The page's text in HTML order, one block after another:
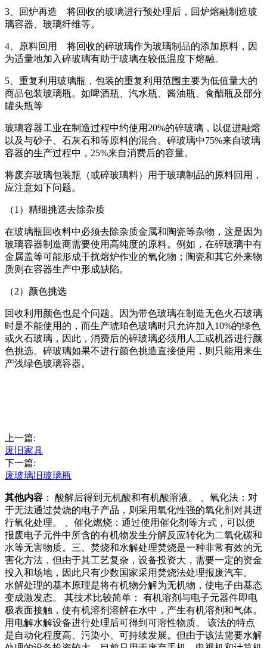
3、回炉再造 将回收的玻璃进行预处理后，回炉熔融制造玻
璃容器、玻璃纤维等。
4、原料回用 将回收的碎玻璃作为玻璃制品的添加原料，因
为适量地加入碎玻璃有助于玻璃在较低温度下熔融。
5、重复利用玻璃瓶，包装的重复利用范围主要为低值量大的
商品包装玻璃瓶。如啤酒瓶、汽水瓶、酱油瓶、食醋瓶及部分
罐头瓶等
玻璃容器工业在制造过程中约使用20%的碎玻璃，以促进融熔
以及与砂子、石灰石和等原料的混合。碎玻璃中75%来自玻璃
容器的生产过程中，25%来自消费后的容量。
将废弃玻璃包装瓶（或碎玻璃料）用于玻璃制品的原料回用，
应注意如下问题。
（1）精细挑选去除杂质
在玻璃瓶回收料中必须去除杂质金属和陶瓷等杂物，这是因为
玻璃容器制造商需要使用高纯度的原料。例如，在碎玻璃中有
金属盖等可能形成干扰熔炉作业的氧化物；陶瓷和其它外来物
质则在容器生产中形成缺陷。
（2）颜色挑选
回收利用颜色也是个问题。因为带色玻璃在制造无色火石玻璃
时是不能使用的，而生产琥珀色玻璃时只允许加入10%的绿色
或火石玻璃，因此，消费后的碎玻璃必须用人工或机器进行颜
色挑选。碎玻璃如果不进行颜色挑造直接使用，则只能用来生
产浅绿色玻璃容器。
上一篇:
废旧家具
下一篇:
废玻璃旧玻璃瓶
其他内容 ： 酸解后得到无机酸和有机酸溶液。 、氧化法：对
于无法通过焚烧的电子产品，则采用氧化性强的氧化剂对其进
行氧化处理。 、催化燃烧：通过使用催化剂等方式，可以使
报废电子元件中所含的有机物发生分解反应转化为二氧化碳和
水等无害物质。三、焚烧和水解处理焚烧是一种非常有效的无
害化方法，但由于其工艺复杂，设备投资大，需要一定的资金
投入和场地，因此只有少数国家采用焚烧法处理报废汽车。
水解处理的基本原理是将有机物分解为无机物，使电子由基态
变成激发态。 其技术比较简单： 有机溶剂与电子元器件即电
极表面接触，使有机溶剂溶解在水中，产生有机溶剂和气体。
用电解水解设备进行处理后可得到可溶性物质。 该法的特点
是自动化程度高、污染小、可持续发展。但由于该法需要水解